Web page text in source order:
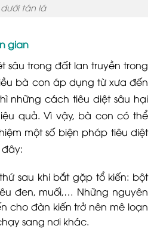
dưới tán lá
gian
sâu trong đất lan truyền trong
bà con áp dụng từ xưa đến
những cách tiêu diệt sâu hại
quả. Vì vậy, bà con có thể
một số biện pháp tiêu diệt
đây:
sau khi bắt gặp tổ kiến: bột
đen, muối,… Những nguyên
cho đàn kiến trở nên mê loạn
sang nơi khác.